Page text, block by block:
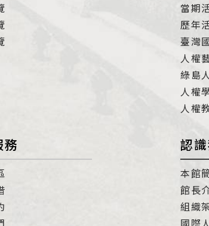
當期
歷年
臺灣
人權
綠島
人權
人權
務 認
本館
館長
組織
國際